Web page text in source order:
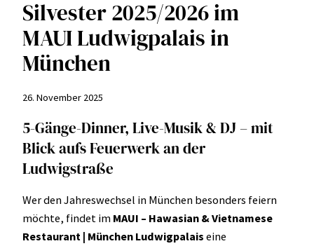
Silvester 2025/2026 im
MAUI Ludwigpalais in
München
26. November 2025
5-Gänge-Dinner, Live-Musik & DJ – mit
Blick aufs Feuerwerk an der
Ludwigstraße
Wer den Jahreswechsel in München besonders feiern
möchte, findet im MAUI – Hawasian & Vietnamese
Restaurant | München Ludwigpalais eine